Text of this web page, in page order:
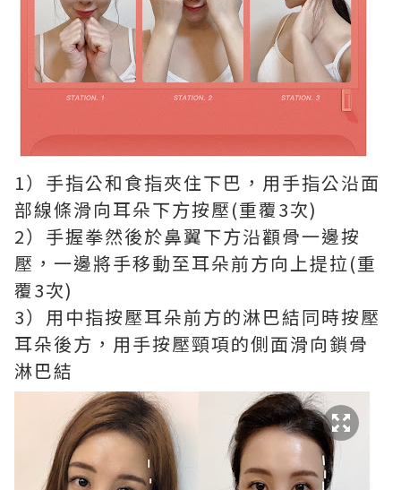
1）手指公和食指夾住下巴，用手指公沿面
部線條滑向耳朵下方按壓(重覆3次)
2）手握拳然後於鼻翼下方沿顴骨一邊按
壓，一邊將手移動至耳朵前方向上提拉(重
覆3次)
3）用中指按壓耳朵前方的淋巴結同時按壓
耳朵後方，用手按壓頸項的側面滑向鎖骨
淋巴結